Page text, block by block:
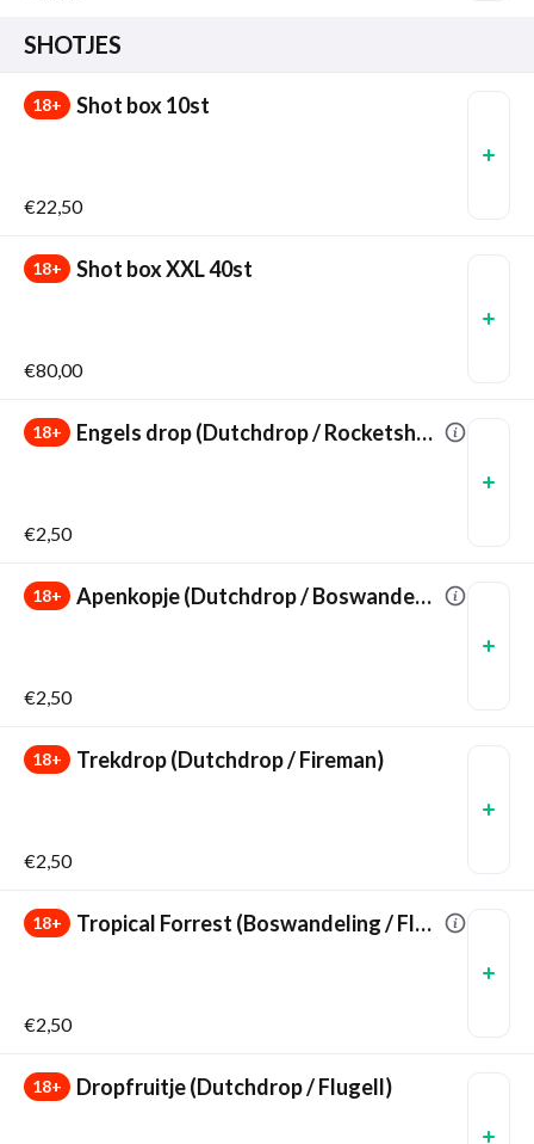
SHOTJES
18+ Shot box 10st
€22,50
18+ Shot box XXL 40st
€80,00
18+ Engels drop (Dutchdrop / Rocketshot)
€2,50
18+ Apenkopje (Dutchdrop / Boswandeling)
€2,50
18+ Trekdrop (Dutchdrop / Fireman)
€2,50
18+ Tropical Forrest (Boswandeling / Flugell)
€2,50
18+ Dropfruitje (Dutchdrop / Flugell)